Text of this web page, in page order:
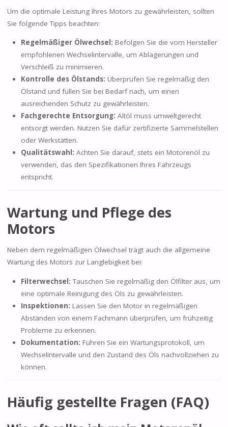
Um die optimale Leistung Ihres Motors zu gewährleisten, sollten
Sie folgende Tipps beachten:
Regelmäßiger Ölwechsel: Befolgen Sie die vom Hersteller
empfohlenen Wechselintervalle, um Ablagerungen und
Verschleiß zu minimieren.
Kontrolle des Ölstands: Überprüfen Sie regelmäßig den
Ölstand und füllen Sie bei Bedarf nach, um einen
ausreichenden Schutz zu gewährleisten.
Fachgerechte Entsorgung: Altöl muss umweltgerecht
entsorgt werden. Nutzen Sie dafür zertifizierte Sammelstellen
oder Werkstätten.
Qualitätswahl: Achten Sie darauf, stets ein Motorenöl zu
verwenden, das den Spezifikationen Ihres Fahrzeugs
entspricht.
Wartung und Pflege des
Motors
Neben dem regelmäßigen Ölwechsel trägt auch die allgemeine
Wartung des Motors zur Langlebigkeit bei:
Filterwechsel: Tauschen Sie regelmäßig den Ölfilter aus, um
eine optimale Reinigung des Öls zu gewährleisten.
Inspektionen: Lassen Sie den Motor in regelmäßigen
Abständen von einem Fachmann überprüfen, um frühzeitig
Probleme zu erkennen.
Dokumentation: Führen Sie ein Wartungsprotokoll, um
Wechselintervalle und den Zustand des Öls nachvollziehen zu
können.
Häufig gestellte Fragen (FAQ)